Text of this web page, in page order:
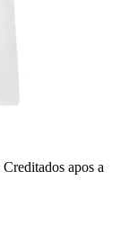
Creditados apos a